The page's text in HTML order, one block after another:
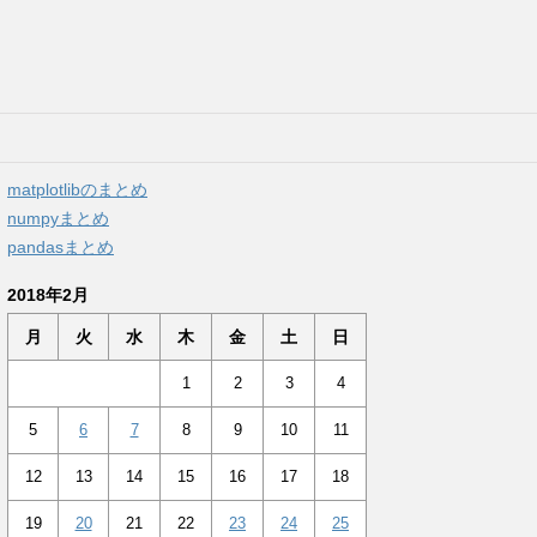
matplotlibのまとめ
numpyまとめ
pandasまとめ
2018年2月
月 火 水 木 金 土 日
1 2 3 4
5 6 7 8 9 10 11
12 13 14 15 16 17 18
19 20 21 22 23 24 25